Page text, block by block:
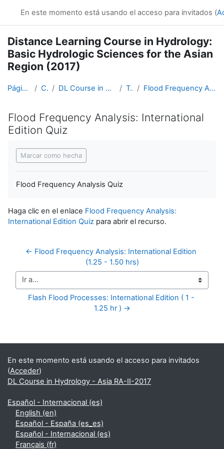
En este momento está usando el acceso para invitados (
Distance Learning Course in Hydrology:
Basic Hydrologic Sciences for the Asian
Region (2017)
Página Principal Cursos DL Course in Hydrology - Asia RA-II-2017 Topic 6 Flood Frequency Analysis: International Edition Quiz
Flood Frequency Analysis: International
Edition Quiz
Marcar como hecha
Flood Frequency Analysis Quiz
Haga clic en el enlace Flood Frequency Analysis:
International Edition Quiz para abrir el recurso.
← Flood Frequency Analysis: International Edition
(1.25 - 1.50 hrs)
Ir a...
Flash Flood Processes: International Edition ( 1 -
1.25 hr ) →
Bloques suplementarios
En este momento está usando el acceso para invitados
(Acceder)
DL Course in Hydrology - Asia RA-II-2017
Español - Internacional ‎(es)‎
English ‎(en)‎
Español - España ‎(es_es)‎
Español - Internacional ‎(es)‎
Français ‎(fr)‎